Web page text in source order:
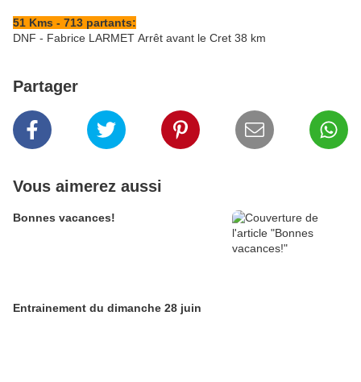
51 Kms - 713 partants:
DNF - Fabrice LARMET Arrêt avant le Cret 38 km
Partager
Vous aimerez aussi
Bonnes vacances!
Entrainement du dimanche 28 juin